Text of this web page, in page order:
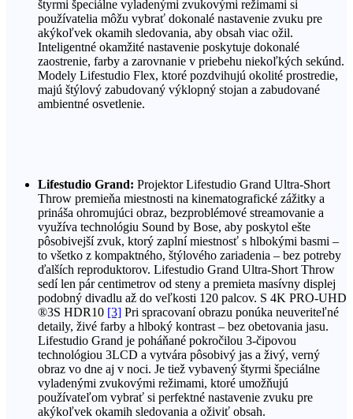
štyrmi špeciálne vyladenými zvukovými režimami si
používatelia môžu vybrať dokonalé nastavenie zvuku pre
akýkoľvek okamih sledovania, aby obsah viac ožil.
Inteligentné okamžité nastavenie poskytuje dokonalé
zaostrenie, farby a zarovnanie v priebehu niekoľkých sekúnd.
Modely Lifestudio Flex, ktoré pozdvihujú okolité prostredie,
majú štýlový zabudovaný výklopný stojan a zabudované
ambientné osvetlenie.
Lifestudio Grand: Projektor Lifestudio Grand Ultra-Short
Throw premieňa miestnosti na kinematografické zážitky a
prináša ohromujúci obraz, bezproblémové streamovanie a
využíva technológiu Sound by Bose, aby poskytol ešte
pôsobivejší zvuk, ktorý zaplní miestnosť s hlbokými basmi –
to všetko z kompaktného, štýlového zariadenia – bez potreby
ďalších reproduktorov. Lifestudio Grand Ultra-Short Throw
sedí len pár centimetrov od steny a premieta masívny displej
podobný divadlu až do veľkosti 120 palcov. S 4K PRO-UHD
®3S HDR10 [3] Pri spracovaní obrazu ponúka neuveriteľné
detaily, živé farby a hlboký kontrast – bez obetovania jasu.
Lifestudio Grand je poháňané pokročilou 3-čipovou
technológiou 3LCD a vytvára pôsobivý jas a živý, verný
obraz vo dne aj v noci. Je tiež vybavený štyrmi špeciálne
vyladenými zvukovými režimami, ktoré umožňujú
používateľom vybrať si perfektné nastavenie zvuku pre
akýkoľvek okamih sledovania a oživiť obsah.